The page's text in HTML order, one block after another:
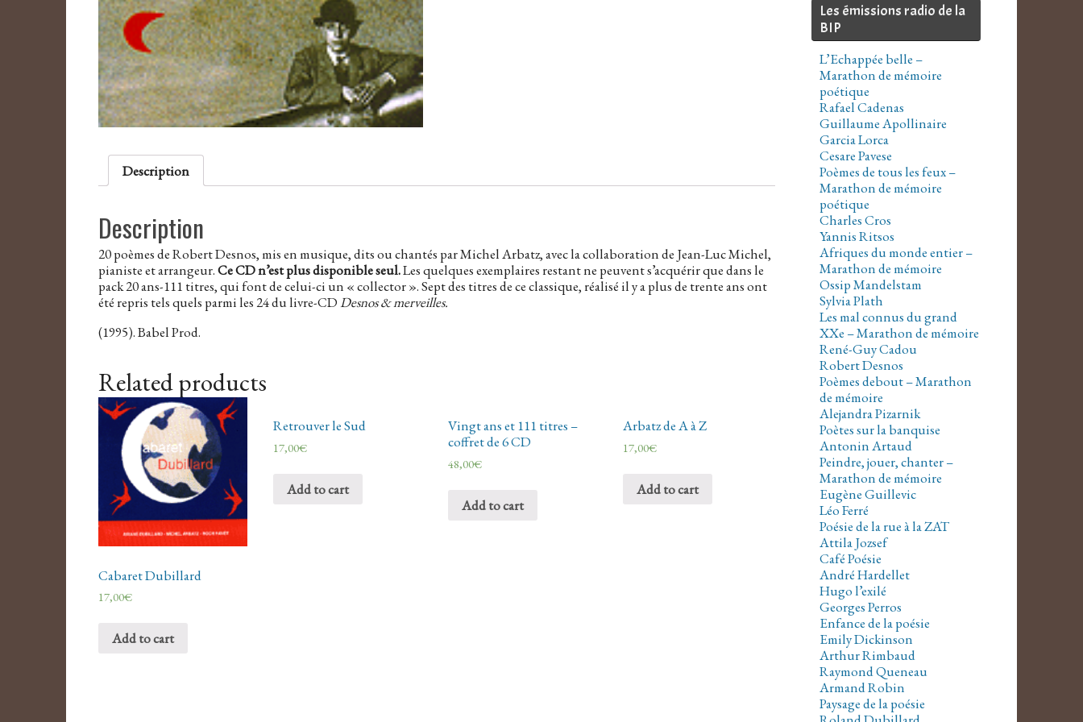
Description
Description
20 poèmes de Robert Desnos, mis en musique, dits ou chantés par Michel Arbatz, avec la collaboration de Jean-Luc Michel,
pianiste et arrangeur.Ce CD n’est plus disponible seul.Les quelques exemplaires restant ne peuvent s’acquérir que dans le
pack 20 ans-111 titres, qui font de celui-ci un « collector ». Sept des titres de ce classique, réalisé il y a plus de trente ans ont
été repris tels quels parmi les 24 du livre-CDDesnos & merveilles.
(1995). Babel Prod.
Related products
Cabaret Dubillard
17,00€
Add to cart
Retrouver le Sud
17,00€
Add to cart
Vingt ans et 111 titres –
coffret de 6 CD
48,00€
Add to cart
Arbatz de A à Z
17,00€
Add to cart
Les émissions radio de la
BIP
L’Echappée belle –
Marathon de mémoire
poétique
Rafael Cadenas
Guillaume Apollinaire
Garcia Lorca
Cesare Pavese
Poèmes de tous les feux –
Marathon de mémoire
poétique
Charles Cros
Yannis Ritsos
Afriques du monde entier –
Marathon de mémoire
Ossip Mandelstam
Sylvia Plath
Les mal connus du grand
XXe – Marathon de mémoire
René-Guy Cadou
Robert Desnos
Poèmes debout – Marathon
de mémoire
Alejandra Pizarnik
Poètes sur la banquise
Antonin Artaud
Peindre, jouer, chanter –
Marathon de mémoire
Eugène Guillevic
Léo Ferré
Poésie de la rue à la ZAT
Attila Jozsef
Café Poésie
André Hardellet
Hugo l’exilé
Georges Perros
Enfance de la poésie
Emily Dickinson
Arthur Rimbaud
Raymond Queneau
Armand Robin
Paysage de la poésie